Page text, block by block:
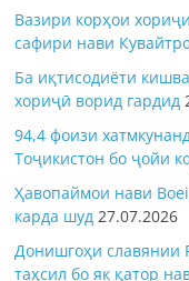
Вазири корҳои
сафири нави
Ба иқтисодиёти
хориҷӣ ворид гардид
94,4 фоизи
Тоҷикистон бо ҷойи
Ҳавопаймои нави
карда шуд 27.07.2026
Донишгоҳи славянии
таҳсил бо як қатор